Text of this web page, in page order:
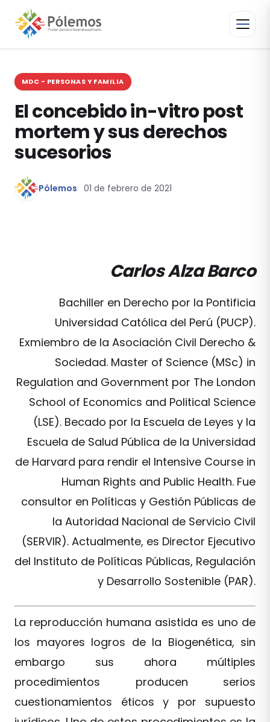
MDC - PERSONAS Y FAMILIA
El concebido in-vitro post
mortem y sus derechos
sucesorios
Pólemos 01 de febrero de 2021
Carlos Alza Barco
Bachiller en Derecho por la Pontificia
Universidad Católica del Perú (PUCP).
Exmiembro de la Asociación Civil Derecho &
Sociedad. Master of Science (MSc) in
Regulation and Government por The London
School of Economics and Political Science
(LSE). Becado por la Escuela de Leyes y la
Escuela de Salud Pública de la Universidad
de Harvard para rendir el Intensive Course in
Human Rights and Public Health. Fue
consultor en Políticas y Gestión Públicas de
la Autoridad Nacional de Servicio Civil
(SERVIR). Actualmente, es Director Ejecutivo
del Instituto de Políticas Públicas, Regulación
y Desarrollo Sostenible (PAR).
La reproducción humana asistida es uno de
los mayores logros de la Biogenética, sin
embargo sus ahora múltiples
procedimientos producen serios
cuestionamientos éticos y por supuesto